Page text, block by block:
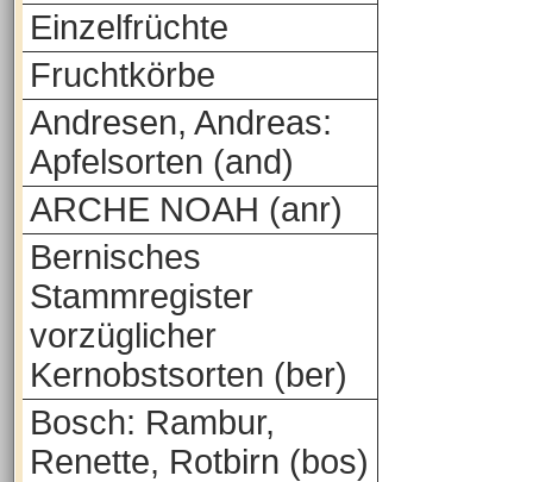
Einzelfrüchte
Fruchtkörbe
Andresen, Andreas:
Apfelsorten (and)
ARCHE NOAH (anr)
Bernisches
Stammregister
vorzüglicher
Kernobstsorten (ber)
Bosch: Rambur,
Renette, Rotbirn (bos)